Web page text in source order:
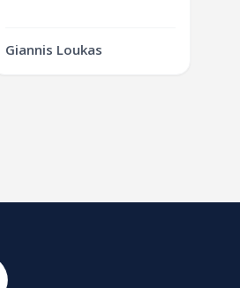
Giannis Loukas